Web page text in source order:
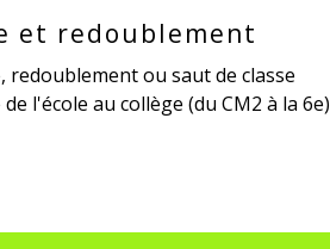
et redoublement
redoublement ou saut de classe
de l'école au collège (du CM2 à la 6e)